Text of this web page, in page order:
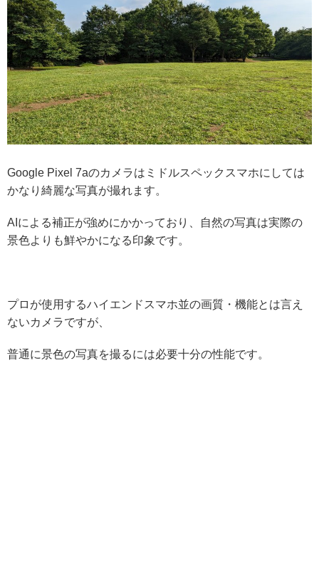
Google Pixel 7aのカメラはミドルスペックスマホにしては
かなり綺麗な写真が撮れます。
AIによる補正が強めにかかっており、自然の写真は実際の
景色よりも鮮やかになる印象です。
プロが使用するハイエンドスマホ並の画質・機能とは言え
ないカメラですが、
普通に景色の写真を撮るには必要十分の性能です。